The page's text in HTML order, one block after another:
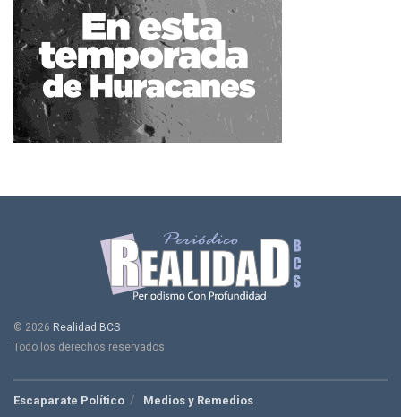
© 2026 Realidad BCS
Todo los derechos reservados
Escaparate Político Medios y Remedios